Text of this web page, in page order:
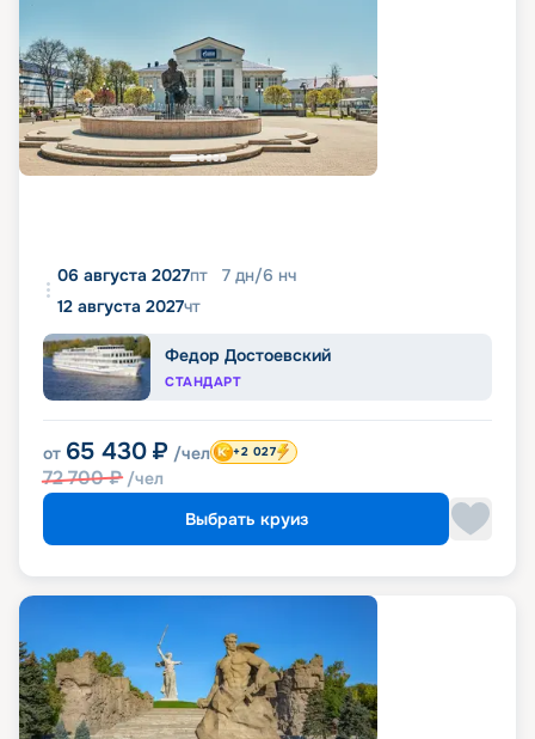
06 августа 2027пт 7 дн/6 нч
12 августа 2027чт
Федор Достоевский
СТАНДАРТ
от 65 430 ₽ /чел
72 700₽ /чел
+2 027
Выбрать круиз